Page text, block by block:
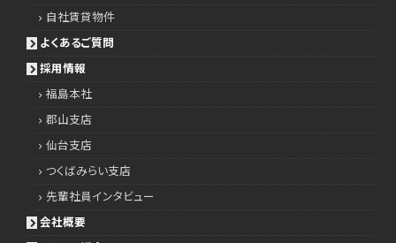
自社賃貸物件
よくあるご質問
採用情報
福島本社
郡山支店
仙台支店
つくばみらい支店
先輩社員インタビュー
会社概要